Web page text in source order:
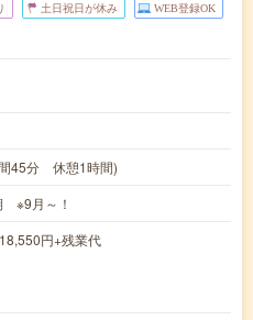
土日祝日が休み WEB登録OK
45分 休憩1時間)
※9月～！
円+残業代